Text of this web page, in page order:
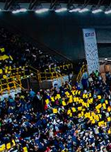
insieme a
del dono tra
a
di Fidas